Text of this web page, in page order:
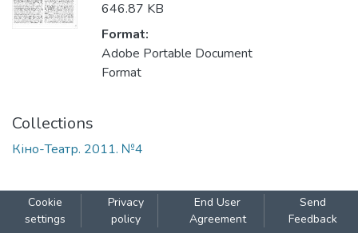
646.87 KB
Format:
Adobe Portable Document
Format
Collections
Кіно-Театр. 2011. №4
Cookie
settings
Privacy
policy
End User
Agreement
Send
Feedback